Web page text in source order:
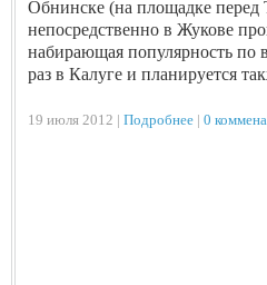
Обнинске (на площадке
непосредственно в Жукове
набирающая популярность по
раз в Калуге и планируется
19 июля 2012 | Подробнее | 0